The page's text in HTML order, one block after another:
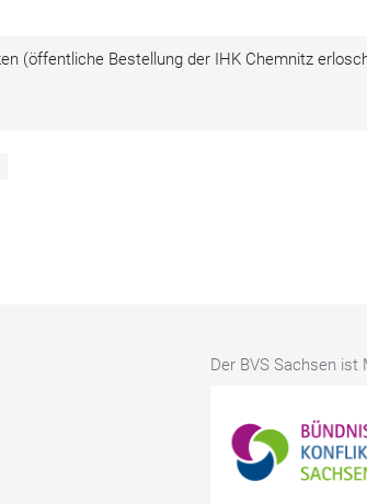
(öffentliche Bestellung der IHK Chemnitz
Der BVS Sachsen ist